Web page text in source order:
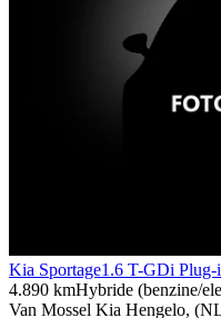
Kia Sportage1.6 T-GDi
4.890 kmHybride (benzine/
Van Mossel Kia Hengelo,